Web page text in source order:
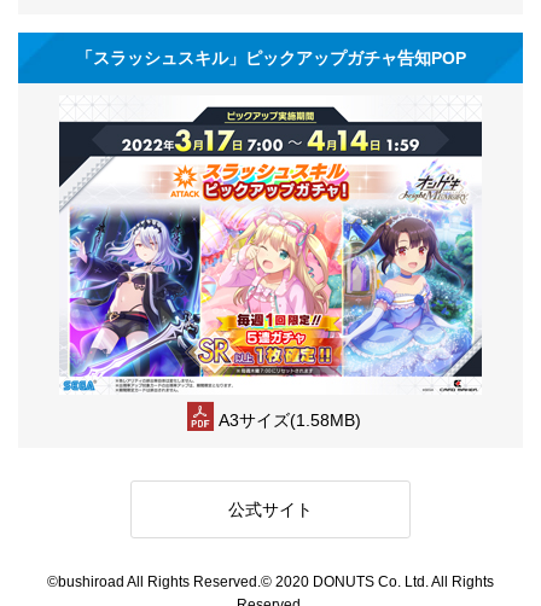
「スラッシュスキル」ピックアップガチャ告知POP
A3サイズ(1.58MB)
公式サイト
©bushiroad All Rights Reserved.© 2020 DONUTS Co. Ltd. All Rights